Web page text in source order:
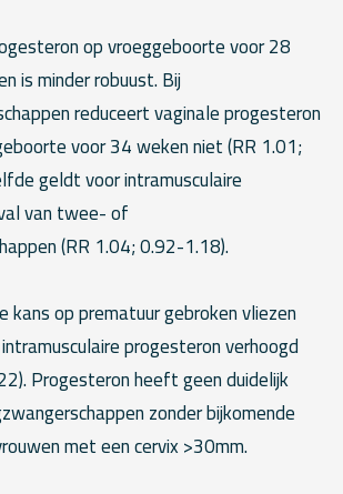
op vroeggeboorte voor 28
is minder robuust. Bij
reduceert vaginale progesteron
voor 34 weken niet (RR 1.01;
geldt voor intramusculaire
van twee- of
(RR 1.04; 0.92-1.18).
kans op prematuur gebroken vliezen
progesteron verhoogd
Progesteron heeft geen duidelijk
zonder bijkomende
met een cervix >30mm.